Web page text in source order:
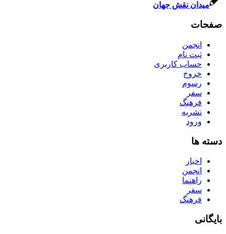
میدان نقش جهان
صفحات
انجمن
ثبت نام
حساب کاربری
خروج
رسوم
سفر
فرهنگ
نشریه
ورود
دسته ها
اخبار
انجمن
راهنما
سفر
فرهنگ
بایگانی